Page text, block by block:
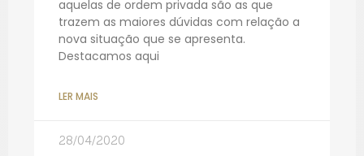
aquelas de ordem privada são as que
trazem as maiores dúvidas com relação a
nova situação que se apresenta.
Destacamos aqui
LER MAIS
28/04/2020